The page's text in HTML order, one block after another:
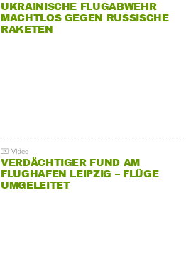
UKRAINISCHE FLUGABWEHR
MACHTLOS GEGEN RUSSISCHE
RAKETEN
VERDÄCHTIGER FUND AM
FLUGHAFEN LEIPZIG – FLÜGE
UMGELEITET